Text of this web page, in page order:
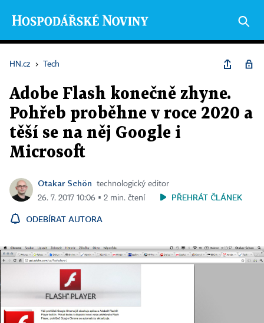
HN.cz › Tech
Adobe Flash konečně zhyne.
Pohřeb proběhne v roce 2020 a
těší se na něj Google i
Microsoft
Otakar Schön
technologický editor
26. 7. 2017 10:06 ▪ 2 min. čtení
PŘEHRÁT ČLÁNEK
ODEBÍRAT AUTORA